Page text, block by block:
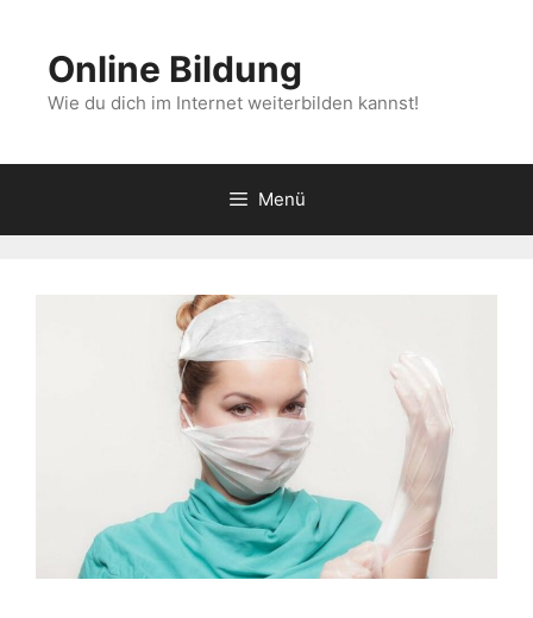
springenOnline Bildung
Wie du dich im Internet weiterbilden kannst!
Menü